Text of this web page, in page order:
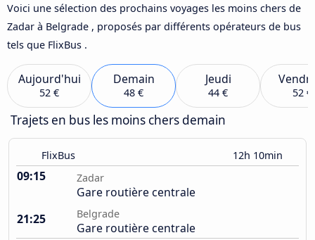
Voici une sélection des prochains voyages les moins chers de
Zadar à Belgrade , proposés par différents opérateurs de bus
tels que FlixBus .
Aujourd'hui
52 €
Demain
48 €
Jeudi
44 € 52 €
Trajets en bus les moins chers demain
FlixBus 12h 10min
09:15 Zadar
Gare routière centrale
21:25
Belgrade
Gare routière centrale